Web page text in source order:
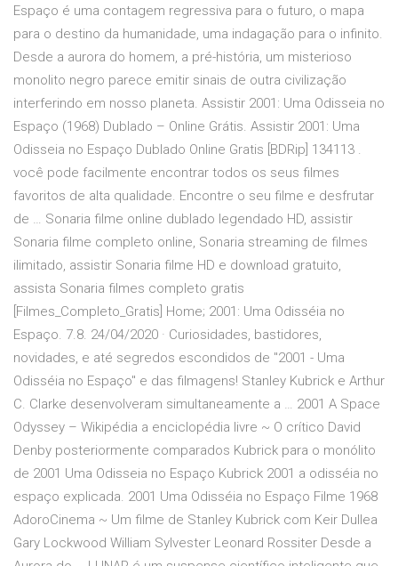
Espaço é uma contagem regressiva para o futuro, o mapa
para o destino da humanidade, uma indagação para o infinito.
Desde a aurora do homem, a pré-história, um misterioso
monolito negro parece emitir sinais de outra civilização
interferindo em nosso planeta. Assistir 2001: Uma Odisseia no
Espaço (1968) Dublado – Online Grátis. Assistir 2001: Uma
Odisseia no Espaço Dublado Online Gratis [BDRip] 134113 .
você pode facilmente encontrar todos os seus filmes
favoritos de alta qualidade. Encontre o seu filme e desfrutar
de … Sonaria filme online dublado legendado HD, assistir
Sonaria filme completo online, Sonaria streaming de filmes
ilimitado, assistir Sonaria filme HD e download gratuito,
assista Sonaria filmes completo gratis
[Filmes_Completo_Gratis] Home; 2001: Uma Odisséia no
Espaço. 7.8. 24/04/2020 · Curiosidades, bastidores,
novidades, e até segredos escondidos de "2001 - Uma
Odisséia no Espaço" e das filmagens! Stanley Kubrick e Arthur
C. Clarke desenvolveram simultaneamente a … 2001 A Space
Odyssey – Wikipédia a enciclopédia livre ~ O crítico David
Denby posteriormente comparados Kubrick para o monólito
de 2001 Uma Odisseia no Espaço Kubrick 2001 a odisséia no
espaço explicada. 2001 Uma Odisséia no Espaço Filme 1968
AdoroCinema ~ Um filme de Stanley Kubrick com Keir Dullea
Gary Lockwood William Sylvester Leonard Rossiter Desde a